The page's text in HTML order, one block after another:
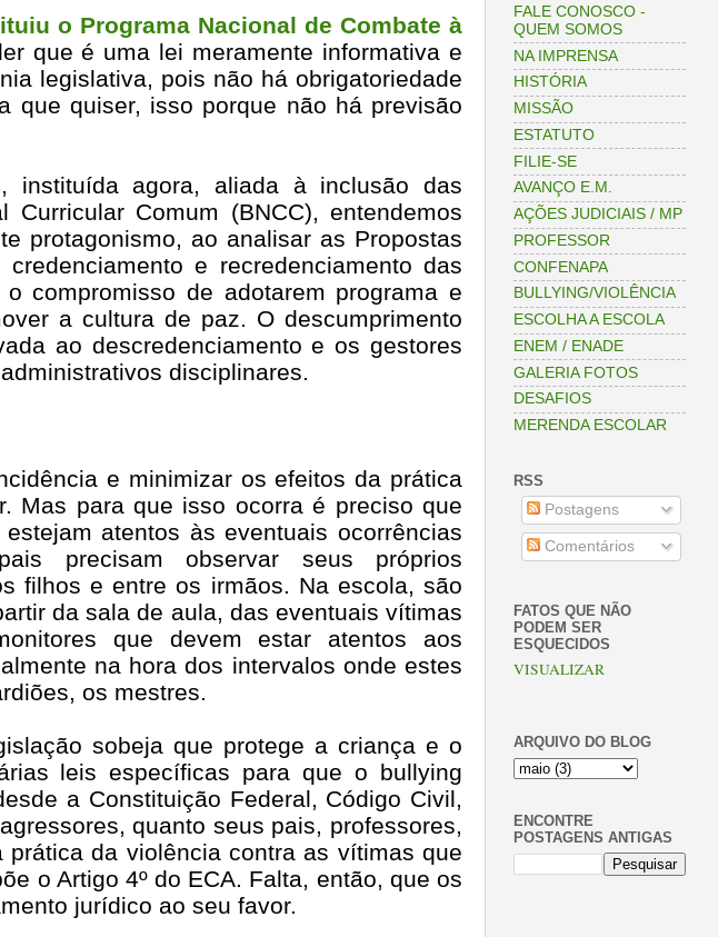
o Programa Nacional de Combate à
que é uma lei meramente informativa e
legislativa, pois não há obrigatoriedade
que quiser, isso porque não há previsão
instituída agora, aliada à inclusão das
Comum (BNCC), entendemos
protagonismo, ao analisar as Propostas
e recredenciamento das
compromisso de adotarem programa e
a cultura de paz. O descumprimento
ao descredenciamento e os gestores
disciplinares.
e minimizar os efeitos da prática
Mas para que isso ocorra é preciso que
atentos às eventuais ocorrências
precisam observar seus próprios
filhos e entre os irmãos. Na escola, são
da sala de aula, das eventuais vítimas
que devem estar atentos aos
na hora dos intervalos onde estes
os mestres.
sobeja que protege a criança e o
leis específicas para que o bullying
a Constituição Federal, Código Civil,
quanto seus pais, professores,
da violência contra as vítimas que
o Artigo 4º do ECA. Falta, então, que os
jurídico ao seu favor.
FALE CONOSCO -
QUEM SOMOS
NA IMPRENSA
HISTÓRIA
MISSÃO
ESTATUTO
FILIE-SE
AVANÇO E.M.
AÇÕES JUDICIAIS / MP
PROFESSOR
CONFENAPA
BULLYING/VIOLÊNCIA
ESCOLHA A ESCOLA
ENEM / ENADE
GALERIA FOTOS
DESAFIOS
MERENDA ESCOLAR
RSS
Postagens
Comentários
FATOS QUE NÃO
PODEM SER
ESQUECIDOS
VISUALIZAR
ARQUIVO DO BLOG
ENCONTRE
POSTAGENS ANTIGAS